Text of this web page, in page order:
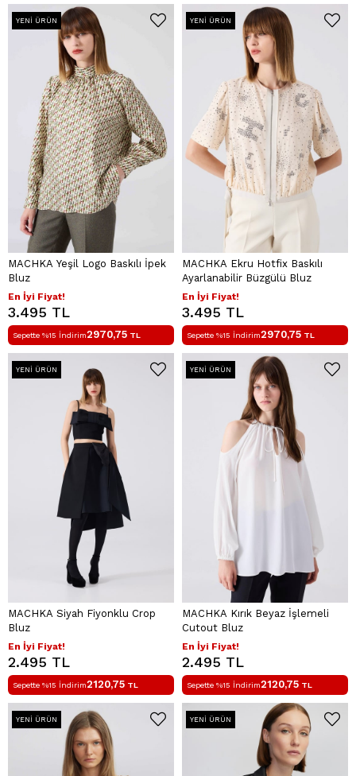
YENI ÜRÜN
MACHKA Yeşil Logo Baskılı İpek
Bluz
En İyi Fiyat!
3.495 TL
Sepette %15 İndirim2970,75 TL
YENI ÜRÜN
MACHKA Ekru Hotfix Baskılı
Ayarlanabilir Büzgülü Bluz
En İyi Fiyat!
3.495 TL
Sepette %15 İndirim2970,75 TL
YENI ÜRÜN
MACHKA Siyah Fiyonklu Crop
Bluz
En İyi Fiyat!
2.495 TL
Sepette %15 İndirim2120,75 TL
YENI ÜRÜN
MACHKA Kırık Beyaz İşlemeli
Cutout Bluz
En İyi Fiyat!
2.495 TL
Sepette %15 İndirim2120,75 TL
YENI ÜRÜN YENI ÜRÜN